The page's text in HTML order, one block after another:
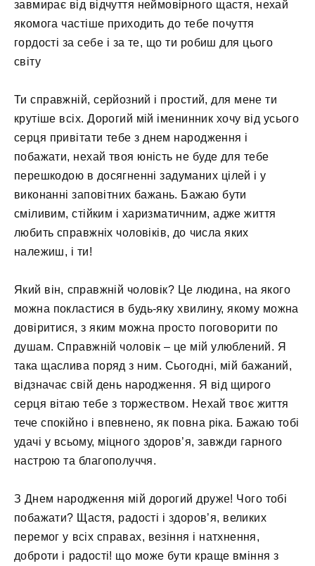
завмирає від відчуття неймовірного щастя, нехай
якомога частіше приходить до тебе почуття
гордості за себе і за те, що ти робиш для цього
світу
Ти справжній, серйозний і простий, для мене ти
крутіше всіх. Дорогий мій іменинник хочу від усього
серця привітати тебе з днем ​​народження і
побажати, нехай твоя юність не буде для тебе
перешкодою в досягненні задуманих цілей і у
виконанні заповітних бажань. Бажаю бути
сміливим, стійким і харизматичним, адже життя
любить справжніх чоловіків, до числа яких
належиш, і ти!
Який він, справжній чоловік? Це людина, на якого
можна покластися в будь-яку хвилину, якому можна
довіритися, з яким можна просто поговорити по
душам. Справжній чоловік – це мій улюблений. Я
така щаслива поряд з ним. Сьогодні, мій бажаний,
відзначає свій день народження. Я від щирого
серця вітаю тебе з торжеством. Нехай твоє життя
тече спокійно і впевнено, як повна ріка. Бажаю тобі
удачі у всьому, міцного здоров’я, завжди гарного
настрою та благополуччя.
З Днем народження мій дорогий друже! Чого тобі
побажати? Щастя, радості і здоров’я, великих
перемог у всіх справах, везіння і натхнення,
доброти і радості! що може бути краще вміння з